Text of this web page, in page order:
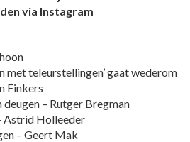
via Instagram
met teleurstellingen’ gaat wederom
Finkers
deugen – Rutger Bregman
Astrid Holleeder
– Geert Mak